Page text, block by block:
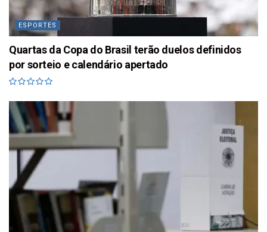
ESPORTES
Quartas da Copa do Brasil terão duelos definidos
por sorteio e calendário apertado